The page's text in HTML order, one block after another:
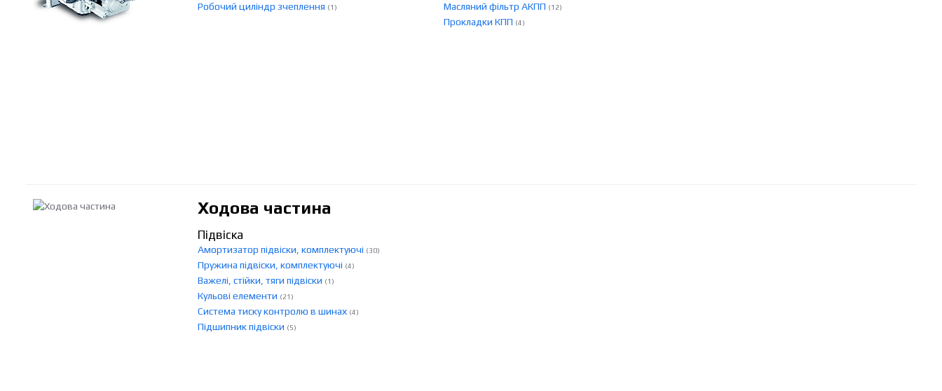
Робочий циліндр зчеплення (1) Масляний фільтр АКПП (12)
Прокладки КПП (4)
Ходова частина
Підвіска
Амортизатор підвіски, комплектуючі (30)
Пружина підвіски, комплектуючі (4)
Важелі, стійки, тяги підвіски (1)
Кульові елементи (21)
Система тиску контролю в шинах (4)
Підшипник підвіски (5)